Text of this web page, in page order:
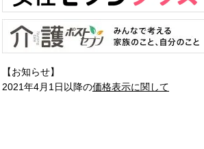
【お知らせ】
2021年4月1日以降の価格表示に関して